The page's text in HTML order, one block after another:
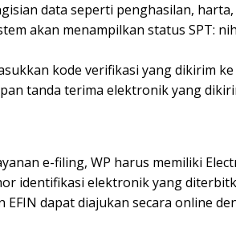
data seperti penghasilan,
akan menampilkan status SPT:
kode verifikasi yang dikirim
tanda terima elektronik yang
e-filing, WP harus memiliki
identifikasi elektronik yang
EFIN dapat diajukan secara online